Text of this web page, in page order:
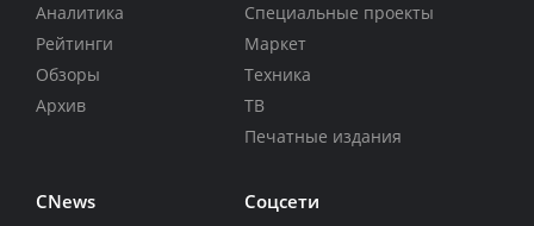
Аналитика
Рейтинги
Обзоры
Архив
Специальные проекты
Маркет
Техника
ТВ
Печатные издания
CNews Соцсети